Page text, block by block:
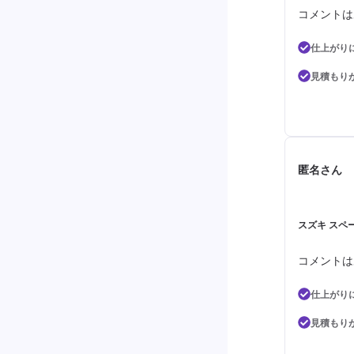
コメント
仕上がり
見積もり
匿名さん
スズキ スペ
コメント
仕上がり
見積もり